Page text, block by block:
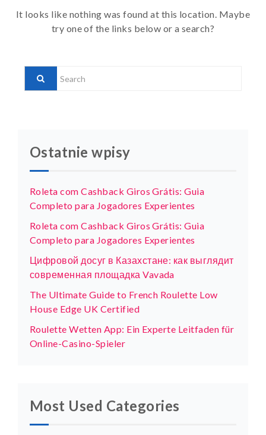
It looks like nothing was found at this location. Maybe
try one of the links below or a search?
Ostatnie wpisy
Roleta com Cashback Giros Grátis: Guia
Completo para Jogadores Experientes
Roleta com Cashback Giros Grátis: Guia
Completo para Jogadores Experientes
Цифровой досуг в Казахстане: как выглядит
современная площадка Vavada
The Ultimate Guide to French Roulette Low
House Edge UK Certified
Roulette Wetten App: Ein Experte Leitfaden für
Online-Casino-Spieler
Most Used Categories